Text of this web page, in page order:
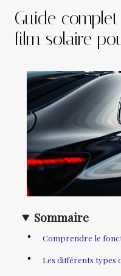
Guide
film solaire
Sommaire
Comprendre le
Les différents types